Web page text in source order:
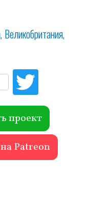
Великобритания
r
проект
Patreon